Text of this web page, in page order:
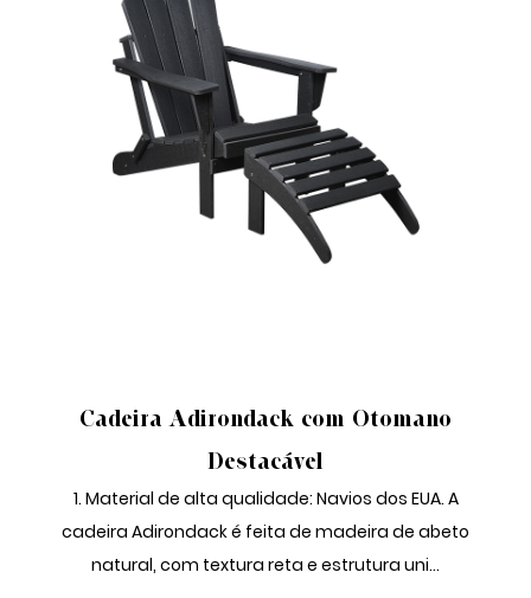
Cadeira Adirondack com Otomano
Destacável
1. Material de alta qualidade: Navios dos EUA. A
cadeira Adirondack é feita de madeira de abeto
natural, com textura reta e estrutura uni...